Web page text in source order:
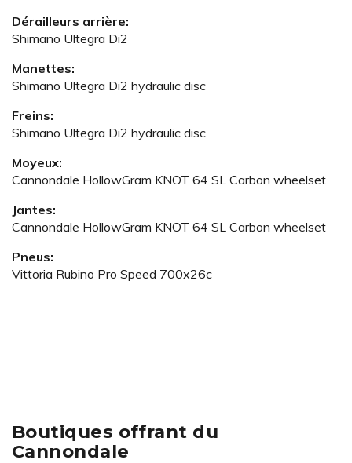
Dérailleurs arrière:
Shimano Ultegra Di2
Manettes:
Shimano Ultegra Di2 hydraulic disc
Freins:
Shimano Ultegra Di2 hydraulic disc
Moyeux:
Cannondale HollowGram KNOT 64 SL Carbon wheelset
Jantes:
Cannondale HollowGram KNOT 64 SL Carbon wheelset
Pneus:
Vittoria Rubino Pro Speed 700x26c
Boutiques offrant du
Cannondale